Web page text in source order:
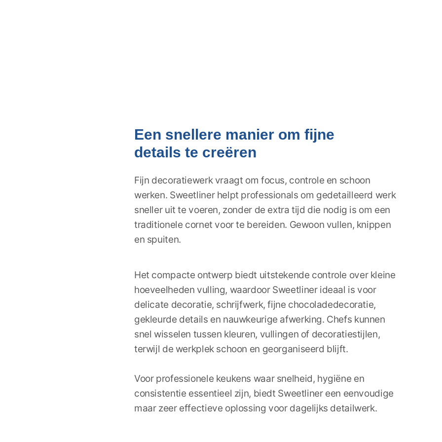
Een snellere manier om fijne
details te creëren
Fijn decoratiewerk vraagt om focus, controle en schoon
werken. Sweetliner helpt professionals om gedetailleerd werk
sneller uit te voeren, zonder de extra tijd die nodig is om een
traditionele cornet voor te bereiden. Gewoon vullen, knippen
en spuiten.
Het compacte ontwerp biedt uitstekende controle over kleine
hoeveelheden vulling, waardoor Sweetliner ideaal is voor
delicate decoratie, schrijfwerk, fijne chocoladedecoratie,
gekleurde details en nauwkeurige afwerking. Chefs kunnen
snel wisselen tussen kleuren, vullingen of decoratiestijlen,
terwijl de werkplek schoon en georganiseerd blijft.
Voor professionele keukens waar snelheid, hygiëne en
consistentie essentieel zijn, biedt Sweetliner een eenvoudige
maar zeer effectieve oplossing voor dagelijks detailwerk.